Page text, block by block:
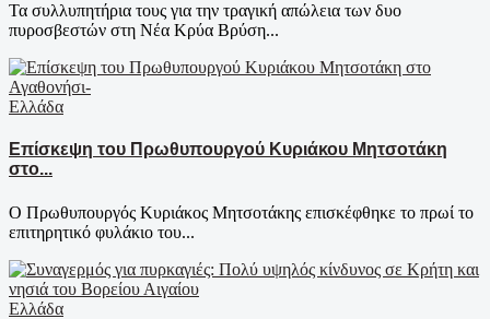
Τα συλλυπητήρια τους για την τραγική απώλεια των δυο
πυροσβεστών στη Νέα Κρύα Βρύση...
Ελλάδα
Επίσκεψη του Πρωθυπουργού Κυριάκου Μητσοτάκη
στο...
Ο Πρωθυπουργός Κυριάκος Μητσοτάκης επισκέφθηκε το πρωί το
επιτηρητικό φυλάκιο του...
Ελλάδα